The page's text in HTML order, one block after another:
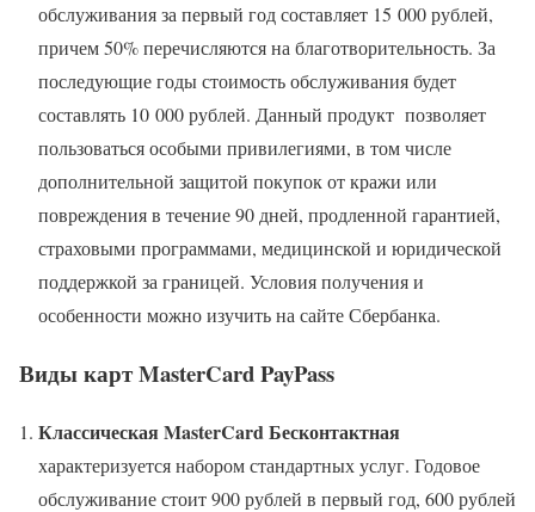
обслуживания за первый год составляет 15 000 рублей,
причем 50% перечисляются на благотворительность. За
последующие годы стоимость обслуживания будет
составлять 10 000 рублей. Данный продукт позволяет
пользоваться особыми привилегиями, в том числе
дополнительной защитой покупок от кражи или
повреждения в течение 90 дней, продленной гарантией,
страховыми программами, медицинской и юридической
поддержкой за границей. Условия получения и
особенности можно изучить на сайте Сбербанка.
Виды карт MasterCard PayPass
КлассическаяMasterCard Бесконтактная
характеризуется набором стандартных услуг. Годовое
обслуживание стоит 900 рублей в первый год, 600 рублей